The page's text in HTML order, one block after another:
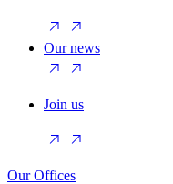
Our news
Join us
Our Offices